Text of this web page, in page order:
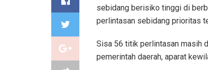
sebidang berisiko tinggi di
perlintasan sebidang prioritas
Sisa 56 titik perlintasan masih
pemerintah daerah, aparat